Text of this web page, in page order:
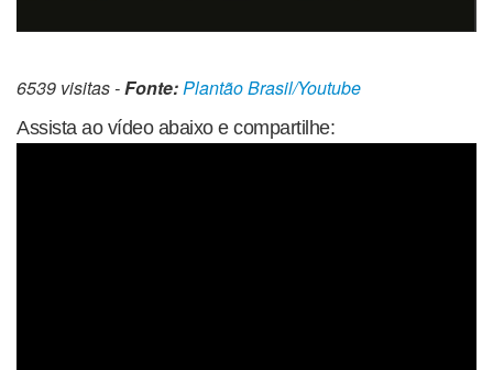
6539 visitas -Fonte:Plantão Brasil/Youtube
Assista ao vídeo abaixo e compartilhe: